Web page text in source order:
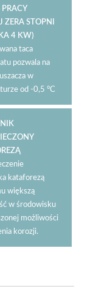
PRACY
ZERA STOPNI
4 KW)
taca
pozwala na
w
od -0,5 °C
kataforezą
większą
w środowisku
możliwości
korozji.